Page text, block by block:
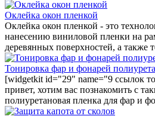
Оклейка окон пленкой
Оклейка окон пленкой - это
нанесению виниловой пленки на
деревянных поверхностей, а также
Тонировка фар и фонарей
[widgetkit id="29" name="9 ссылок
привет, хотим вас познакомить с
полиуретановая пленка для фар и